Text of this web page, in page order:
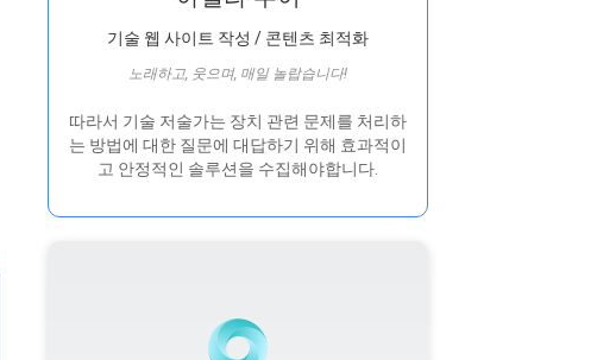
기술 웹 사이트 작성 / 콘텐츠 최적화
노래하고, 웃으며, 매일 놀랍습니다!
따라서 기술 저술가는 장치 관련 문제를 처리하
는 방법에 대한 질문에 대답하기 위해 효과적이
고 안정적인 솔루션을 수집해야합니다.